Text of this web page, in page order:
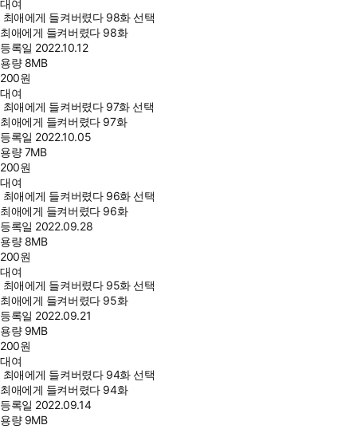
대여
최애에게 들켜버렸다 98화 선택
최애에게 들켜버렸다 98화
등록일 2022.10.12
용량 8MB
200원
대여
최애에게 들켜버렸다 97화 선택
최애에게 들켜버렸다 97화
등록일 2022.10.05
용량7MB
200원
대여
최애에게 들켜버렸다 96화 선택
최애에게 들켜버렸다 96화
등록일 2022.09.28
용량 8MB
200원
대여
최애에게 들켜버렸다 95화 선택
최애에게 들켜버렸다 95화
등록일 2022.09.21
용량 9MB
200원
대여
최애에게 들켜버렸다 94화 선택
최애에게 들켜버렸다 94화
등록일 2022.09.14
용량 9MB